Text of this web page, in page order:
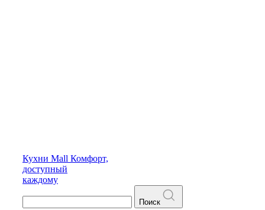
Кухни Mall Комфорт,
доступный
каждому
Поиск